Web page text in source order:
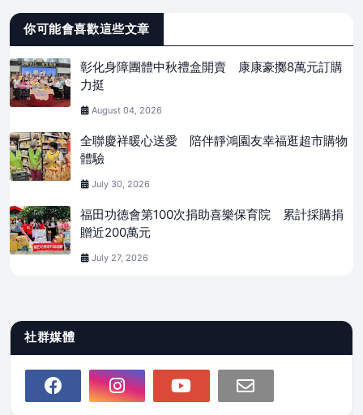
你可能會喜歡這些文章
彰化身障團體中秋禮盒開賣 康康豪擲8萬元訂購
力挺
August 04, 2026
全聯慶祥暖心送愛 陪伴靜鴻園友幸福逛超市購物
體驗
July 30, 2026
福田功德會第100次捐助喜樂保育院 累計採購捐
贈近200萬元
July 27, 2026
社群媒體